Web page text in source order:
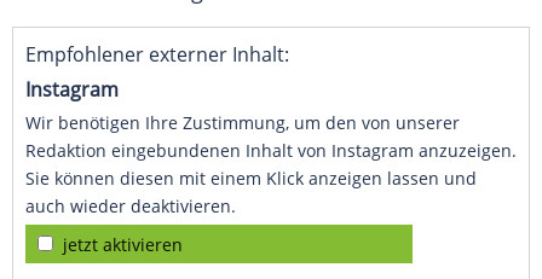
Empfohlener externer Inhalt:
Instagram
Wir benötigen Ihre Zustimmung, um den von unserer
Redaktion eingebundenen Inhalt von Instagram anzuzeigen.
Sie können diesen mit einem Klick anzeigen lassen und
auch wieder deaktivieren.
jetzt aktivieren